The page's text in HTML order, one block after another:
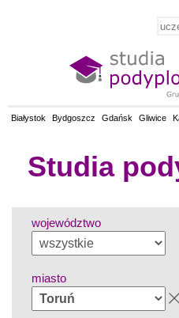
Białystok Bydgoszcz Gdańsk Gliwice
Studia
województwo
miasto